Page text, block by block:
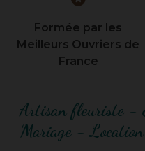
Formée par les
Meilleurs Ouvriers de
France
Artisan fleuriste -
Mariage -